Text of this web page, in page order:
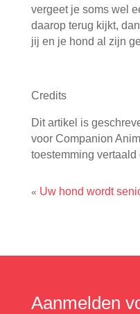
vergeet je soms wel
daarop terug kijkt,
jij en je hond al zijn
Credits
Dit artikel is
voor Companion
toestemming
« Uw hond wordt
Aanmelden